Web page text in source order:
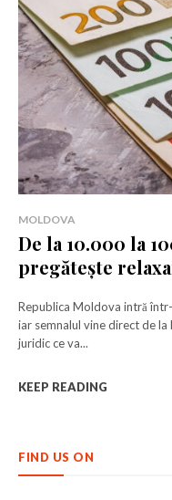
MOLDOVA
De la 10.000 la
pregătește
Republica Moldova intră
iar semnalul vine direct de la
juridic ce va...
KEEP READING
FIND US ON